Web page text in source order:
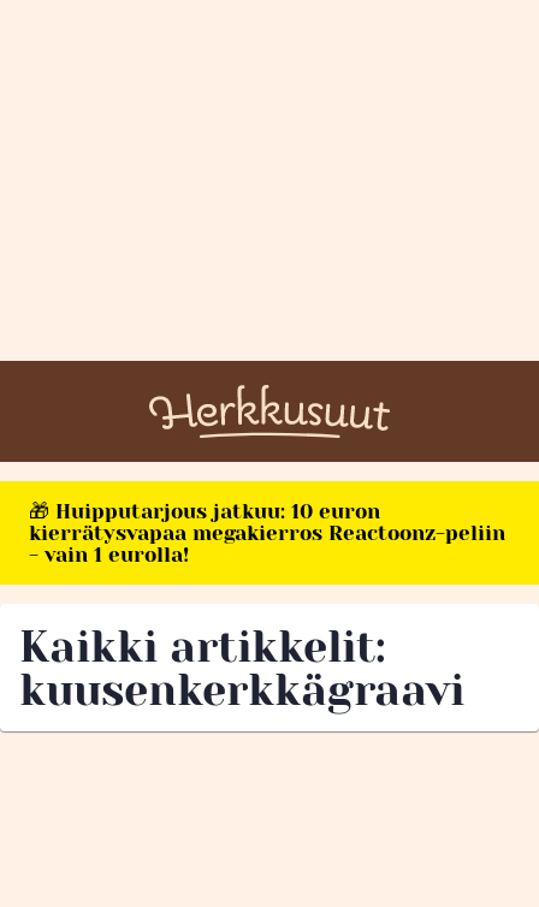
🎁 Huipputarjous jatkuu: 10 euron
kierrätysvapaa megakierros Reactoonz-peliin
- vain 1 eurolla!
Kaikki artikkelit:
kuusenkerkkägraavi